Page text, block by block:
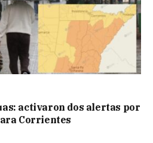
activaron dos alertas por
Corrientes